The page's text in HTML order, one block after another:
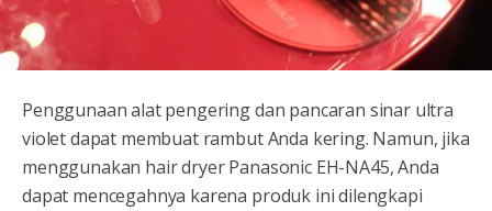
Penggunaan alat pengering dan pancaran sinar ultra
violet dapat membuat rambut Anda kering. Namun, jika
menggunakan hair dryer Panasonic EH-NA45, Anda
dapat mencegahnya karena produk ini dilengkapi